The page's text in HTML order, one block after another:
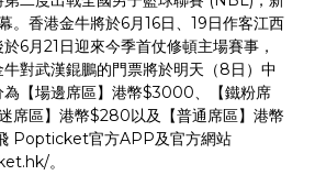
。香港金牛將於6月16日、19日作客江西
6月21日迎來今季首仗修頓主場賽事，
對武漢錕鵬的門票將於明天（8日）中
為【場邊席區】港幣$3000、【鐵粉席
席區】港幣$280以及【普通席區】港幣
Popticket官方APP及官方網站
。